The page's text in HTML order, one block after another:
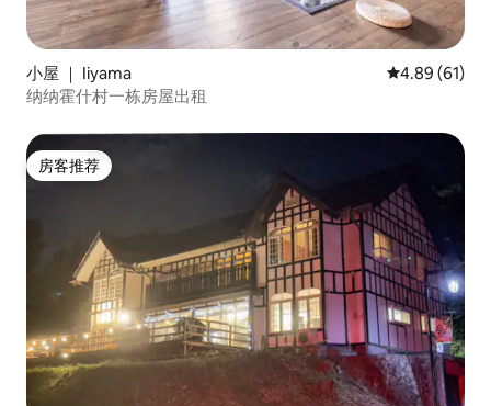
小屋 ｜ Iiyama 平均评分
4.89 (61)
纳纳霍什村一栋房屋出租
房客推荐
房客推荐